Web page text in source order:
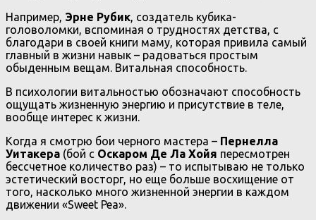
Например, Эрне Рубик, создатель кубика-
головоломки, вспоминая о трудностях детства, с
благодари в своей книги маму, которая привила самый
главный в жизни навык – радоваться простым
обыденным вещам. Витальная способность.
В психологии витальностью обозначают способность
ощущать жизненную энергию и присутствие в теле,
вообще интерес к жизни.
Когда я смотрю бои черного мастера – Пернелла
Уитакера (бой с Оскаром Де Ла Хойя пересмотрен
бессчетное количество раз) – то испытываю не только
эстетический восторг, но еще больше восхищение от
того, насколько много жизненной энергии в каждом
движении «Sweet Pea».